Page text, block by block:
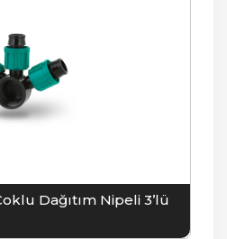
Dağıtım Nipeli 3’lü